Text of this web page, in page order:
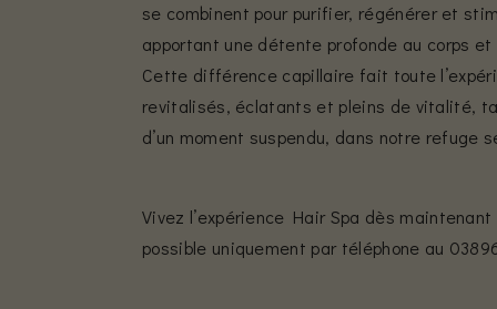
se combinent pour purifier, régénérer et
apportant une détente profonde au corps et
Cette différence capillaire fait toute
revitalisés, éclatants et pleins de vitalité,
d’un moment suspendu, dans notre refuge
Vivez l’expérience Hair Spa dès
possible uniquement par téléphone au